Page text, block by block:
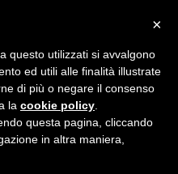

×
questo utilizzati si avvalgono
ed utili alle finalità illustrate
di più o negare il consenso
la cookie policy
questa pagina, cliccando
in altra maniera,